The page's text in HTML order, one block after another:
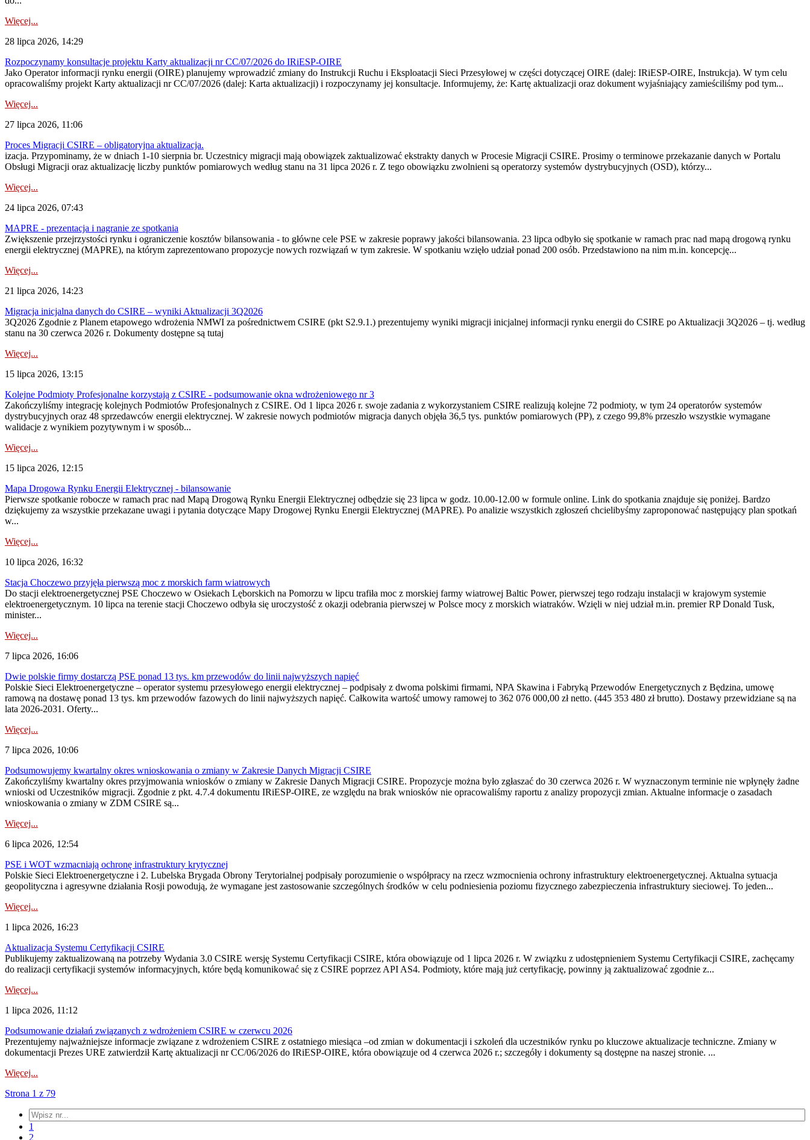
Więcej...
28 lipca 2026, 14:29
Rozpoczynamy konsultacje projektu Karty aktualizacji nr CC/07/2026 do IRiESP-OIRE
Jako Operator informacji rynku energii (OIRE) planujemy wprowadzić zmiany do Instrukcji Ruchu i Eksploatacji Sieci Przesyłowej w części dotyczącej OIRE (dalej: IRiESP-OIRE, Instrukcja). W tym celu
opracowaliśmy projekt Karty aktualizacji nr CC/07/2026 (dalej: Karta aktualizacji) i rozpoczynamy jej konsultacje. Informujemy, że: Kartę aktualizacji oraz dokument wyjaśniający zamieściliśmy pod tym...
Więcej...
27 lipca 2026, 11:06
Proces Migracji CSIRE – obligatoryjna aktualizacja.
izacja. Przypominamy, że w dniach 1-10 sierpnia br. Uczestnicy migracji mają obowiązek zaktualizować ekstrakty danych w Procesie Migracji CSIRE. Prosimy o terminowe przekazanie danych w Portalu
Obsługi Migracji oraz aktualizację liczby punktów pomiarowych według stanu na 31 lipca 2026 r. Z tego obowiązku zwolnieni są operatorzy systemów dystrybucyjnych (OSD), którzy...
Więcej...
24 lipca 2026, 07:43
MAPRE - prezentacja i nagranie ze spotkania
Zwiększenie przejrzystości rynku i ograniczenie kosztów bilansowania - to główne cele PSE w zakresie poprawy jakości bilansowania. 23 lipca odbyło się spotkanie w ramach prac nad mapą drogową rynku
energii elektrycznej (MAPRE), na którym zaprezentowano propozycje nowych rozwiązań w tym zakresie. W spotkaniu wzięło udział ponad 200 osób. Przedstawiono na nim m.in. koncepcję...
Więcej...
21 lipca 2026, 14:23
Migracja inicjalna danych do CSIRE – wyniki Aktualizacji 3Q2026
3Q2026 Zgodnie z Planem etapowego wdrożenia NMWI za pośrednictwem CSIRE (pkt S2.9.1.) prezentujemy wyniki migracji inicjalnej informacji rynku energii do CSIRE po Aktualizacji 3Q2026 – tj. według
stanu na 30 czerwca 2026 r. Dokumenty dostępne są tutaj
Więcej...
15 lipca 2026, 13:15
Kolejne Podmioty Profesjonalne korzystają z CSIRE - podsumowanie okna wdrożeniowego nr 3
Zakończyliśmy integrację kolejnych Podmiotów Profesjonalnych z CSIRE. Od 1 lipca 2026 r. swoje zadania z wykorzystaniem CSIRE realizują kolejne 72 podmioty, w tym 24 operatorów systemów
dystrybucyjnych oraz 48 sprzedawców energii elektrycznej. W zakresie nowych podmiotów migracja danych objęła 36,5 tys. punktów pomiarowych (PP), z czego 99,8% przeszło wszystkie wymagane
walidacje z wynikiem pozytywnym i w sposób...
Więcej...
15 lipca 2026, 12:15
Mapa Drogowa Rynku Energii Elektrycznej - bilansowanie
Pierwsze spotkanie robocze w ramach prac nad Mapą Drogową Rynku Energii Elektrycznej odbędzie się 23 lipca w godz. 10.00-12.00 w formule online. Link do spotkania znajduje się poniżej. Bardzo
dziękujemy za wszystkie przekazane uwagi i pytania dotyczące Mapy Drogowej Rynku Energii Elektrycznej (MAPRE). Po analizie wszystkich zgłoszeń chcielibyśmy zaproponować następujący plan spotkań
w...
Więcej...
10 lipca 2026, 16:32
Stacja Choczewo przyjęła pierwszą moc z morskich farm wiatrowych
Do stacji elektroenergetycznej PSE Choczewo w Osiekach Lęborskich na Pomorzu w lipcu trafiła moc z morskiej farmy wiatrowej Baltic Power, pierwszej tego rodzaju instalacji w krajowym systemie
elektroenergetycznym. 10 lipca na terenie stacji Choczewo odbyła się uroczystość z okazji odebrania pierwszej w Polsce mocy z morskich wiatraków. Wzięli w niej udział m.in. premier RP Donald Tusk,
minister...
Więcej...
7 lipca 2026, 16:06
Dwie polskie firmy dostarczą PSE ponad 13 tys. km przewodów do linii najwyższych napięć
Polskie Sieci Elektroenergetyczne – operator systemu przesyłowego energii elektrycznej – podpisały z dwoma polskimi firmami, NPA Skawina i Fabryką Przewodów Energetycznych z Będzina, umowę
ramową na dostawę ponad 13 tys. km przewodów fazowych do linii najwyższych napięć. Całkowita wartość umowy ramowej to 362 076 000,00 zł netto. (445 353 480 zł brutto). Dostawy przewidziane są na
lata 2026-2031. Oferty...
Więcej...
7 lipca 2026, 10:06
Podsumowujemy kwartalny okres wnioskowania o zmiany w Zakresie Danych Migracji CSIRE
Zakończyliśmy kwartalny okres przyjmowania wniosków o zmiany w Zakresie Danych Migracji CSIRE. Propozycje można było zgłaszać do 30 czerwca 2026 r. W wyznaczonym terminie nie wpłynęły żadne
wnioski od Uczestników migracji. Zgodnie z pkt. 4.7.4 dokumentu IRiESP-OIRE, ze względu na brak wniosków nie opracowaliśmy raportu z analizy propozycji zmian. Aktualne informacje o zasadach
wnioskowania o zmiany w ZDM CSIRE są...
Więcej...
6 lipca 2026, 12:54
PSE i WOT wzmacniają ochronę infrastruktury krytycznej
Polskie Sieci Elektroenergetyczne i 2. Lubelska Brygada Obrony Terytorialnej podpisały porozumienie o współpracy na rzecz wzmocnienia ochrony infrastruktury elektroenergetycznej. Aktualna sytuacja
geopolityczna i agresywne działania Rosji powodują, że wymagane jest zastosowanie szczególnych środków w celu podniesienia poziomu fizycznego zabezpieczenia infrastruktury sieciowej. To jeden...
Więcej...
1 lipca 2026, 16:23
Aktualizacja Systemu Certyfikacji CSIRE
Publikujemy zaktualizowaną na potrzeby Wydania 3.0 CSIRE wersję Systemu Certyfikacji CSIRE, która obowiązuje od 1 lipca 2026 r. W związku z udostępnieniem Systemu Certyfikacji CSIRE, zachęcamy
do realizacji certyfikacji systemów informacyjnych, które będą komunikować się z CSIRE poprzez API AS4. Podmioty, które mają już certyfikację, powinny ją zaktualizować zgodnie z...
Więcej...
1 lipca 2026, 11:12
Podsumowanie działań związanych z wdrożeniem CSIRE w czerwcu 2026
Prezentujemy najważniejsze informacje związane z wdrożeniem CSIRE z ostatniego miesiąca –od zmian w dokumentacji i szkoleń dla uczestników rynku po kluczowe aktualizacje techniczne. Zmiany w
dokumentacji Prezes URE zatwierdził Kartę aktualizacji nr CC/06/2026 do IRiESP‑OIRE, która obowiązuje od 4 czerwca 2026 r.; szczegóły i dokumenty są dostępne na naszej stronie. ...
Więcej...
Strona 1 z 79
1
2